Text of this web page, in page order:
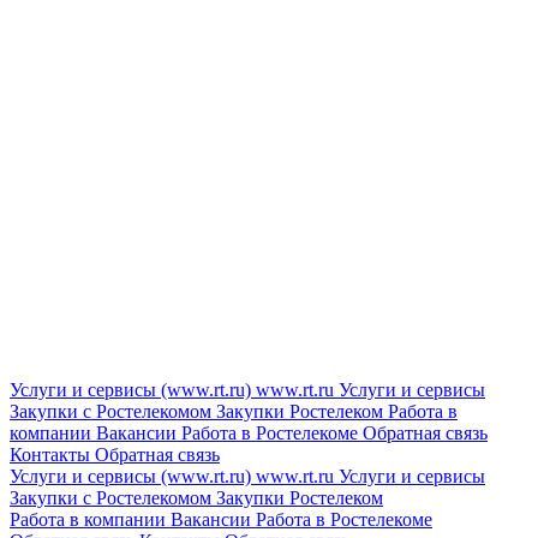
Услуги и сервисы (www.rt.ru) www.rt.ru Услуги и сервисы
Закупки с Ростелекомом Закупки Ростелеком Работа в
компании Вакансии Работа в Ростелекоме Обратная связь
Контакты Обратная связь
Услуги и сервисы (www.rt.ru) www.rt.ru Услуги и сервисы
Закупки с Ростелекомом Закупки Ростелеком
Работа в компании Вакансии Работа в Ростелекоме